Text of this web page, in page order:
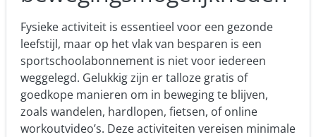
Fysieke activiteit is essentieel voor een gezonde
leefstijl, maar op het vlak van besparen is een
sportschoolabonnement is niet voor iedereen
weggelegd. Gelukkig zijn er talloze gratis of
goedkope manieren om in beweging te blijven,
zoals wandelen, hardlopen, fietsen, of online
workoutvideo’s. Deze activiteiten vereisen minimale